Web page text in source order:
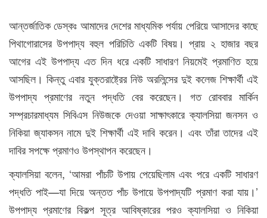
আন্তর্জাতিক ডেস্কঃ আমাদের দেশের মাধ্যমিক পর্যায় পেরিয়ে আসাদের কাছে
পিথাগোরাসের উপপাদ্য বহুল পরিচিতি একটি বিষয়। প্রায় ২ হাজার বছর
আগের এই উপপাদ্য এত দিন ধরে একটি সাধারণ নিয়মেই প্রমাণিত হয়ে
আসছিল। কিন্তু এবার যুক্তরাষ্ট্রের নিউ অরলিন্সের দুই কলেজ শিক্ষার্থী এই
উপপাদ্য প্রমাণের নতুন পদ্ধতি বের করেছেন। গত রোববার মার্কিন
সম্প্রচারমাধ্যম সিবিএস নিউজকে দেওয়া সাক্ষাৎকারে ক্যালসিয়া জনসন ও
নিকিয়া জ্যাকসন নামে দুই শিক্ষার্থী এই দাবি করেন। এবং তাঁরা তাদের এই
দাবির সপক্ষে প্রমাণও উপস্থাপন করেছেন।
ক্যালসিয়া বলেন, ‘আমরা পাঁচটি উপায় পেয়েছিলাম এবং পরে একটি সাধারণ
পদ্ধতি পাই—যা দিয়ে অন্তত পাঁচ উপায়ে উপপাদ্যটি প্রমাণ করা যায়।’
উপপাদ্য প্রমাণের বিকল্প সূত্র আবিষ্কারের পরও ক্যালসিয়া ও নিকিয়া